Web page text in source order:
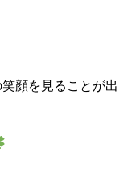
顔を見ることが出